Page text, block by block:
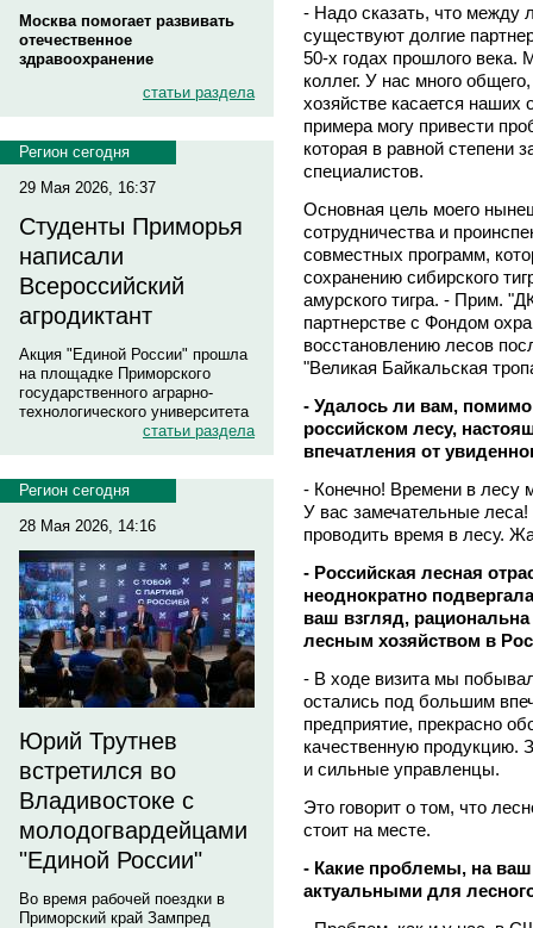
Москва помогает развивать
отечественное
здравоохранение
статьи раздела
Регион сегодня
29 Мая 2026, 16:37
Студенты Приморья
написали
Всероссийский
агродиктант
Акция "Единой России" прошла
на площадке Приморского
государственного аграрно-
технологического университета
статьи раздела
Регион сегодня
28 Мая 2026, 14:16
Юрий Трутнев
встретился во
Владивостоке с
молодогвардейцами
"Единой России"
Во время рабочей поездки в
Приморский край Зампред
- Надо сказать, что
существуют долгие
50-х годах прошлого века.
коллег. У нас много
хозяйстве касается
примера могу привести
которая в равной степени
специалистов.
Основная цель моего
сотрудничества и
совместных программ,
сохранению сибирского
амурского тигра. - Прим.
партнерстве с Фондом
восстановлению лесов
"Великая Байкальская
- Удалось ли вам,
российском лесу,
впечатления от
- Конечно! Времени в лесу
У вас замечательные
проводить время в лесу.
- Российская лесная
неоднократно
ваш взгляд,
лесным хозяйством в
- В ходе визита мы
остались под большим
предприятие, прекрасно
качественную продукцию.
и сильные управленцы.
Это говорит о том, что
стоит на месте.
- Какие проблемы, на
актуальными для